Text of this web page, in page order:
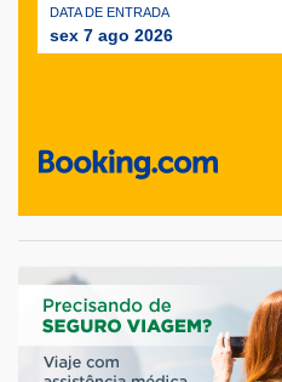
DATA DE ENTRADA
sex 7 ago 2026